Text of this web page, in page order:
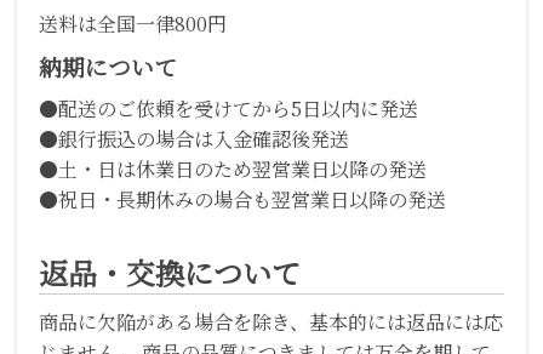
送料は全国一律800円
納期について
●配送のご依頼を受けてから5日以内に発送
●銀行振込の場合は入金確認後発送
●土・日は休業日のため翌営業日以降の発送
●祝日・長期休みの場合も翌営業日以降の発送
返品・交換について
商品に欠陥がある場合を除き、基本的には返品には応